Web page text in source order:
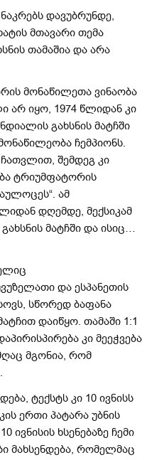
დავუბრუნდე,
მთავარი თემა
თამაშია და არა
მონაწილეთა ვინაობა
არ იყო, 1974 წლიდან კი
გახსნის მატჩში
ჩემპიონს.
შემდეგ კი
ტრიუმფატორის
ამ
დღემდე, მექსიკამ
მატჩში და ისიც…
და ესპანეთის
სწორედ ბაფანა
დაიწყო. თამაში 1:1
კი მეეჭვება
მგონია, რომ
ტექსტს კი 10 ივნისს
ერთი პატარა უბნის
ხსენებაზე ჩემი
მახსენდება, რომელმაც